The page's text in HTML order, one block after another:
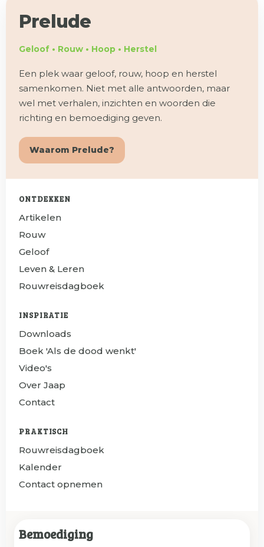
Prelude
Geloof • Rouw • Hoop • Herstel
Een plek waar geloof, rouw, hoop en herstel
samenkomen. Niet met alle antwoorden, maar
wel met verhalen, inzichten en woorden die
richting en bemoediging geven.
Waarom Prelude?
ONTDEKKEN
Artikelen
Rouw
Geloof
Leven & Leren
Rouwreisdagboek
INSPIRATIE
Downloads
Boek 'Als de dood wenkt'
Video's
Over Jaap
Contact
PRAKTISCH
Rouwreisdagboek
Kalender
Contact opnemen
Bemoediging